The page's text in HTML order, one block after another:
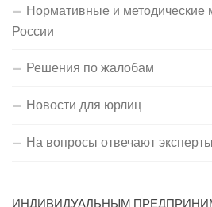
Нормативные и
России
Решения по жалобам
Новости для юрлиц
На вопросы отвечают